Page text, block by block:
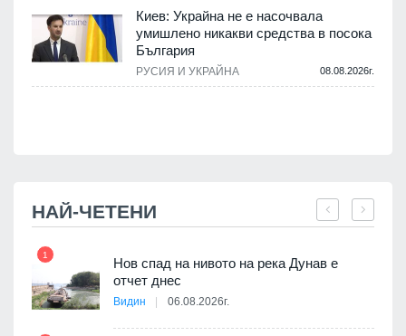
Киев: Украйна не е насочвала
умишлено никакви средства в посока
България
РУСИЯ И УКРАЙНА 08.08.2026г.
НАЙ-ЧЕТЕНИ
1
Нов спад на нивото на река Дунав е
отчет днес
Видин 06.08.2026г.